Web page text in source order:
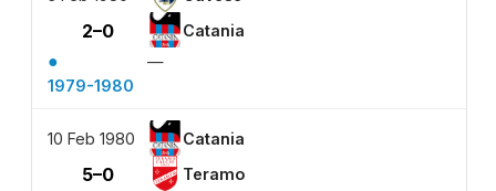
2–0 Catania
●
—
1979-1980
10 Feb 1980 Catania
5–0 Teramo